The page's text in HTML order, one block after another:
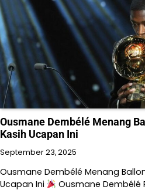
Ousmane Dembélé Menang
Kasih Ucapan Ini
September 23, 2025
Ousmane Dembélé Menang
Ucapan Ini
Ousmane Dembélé